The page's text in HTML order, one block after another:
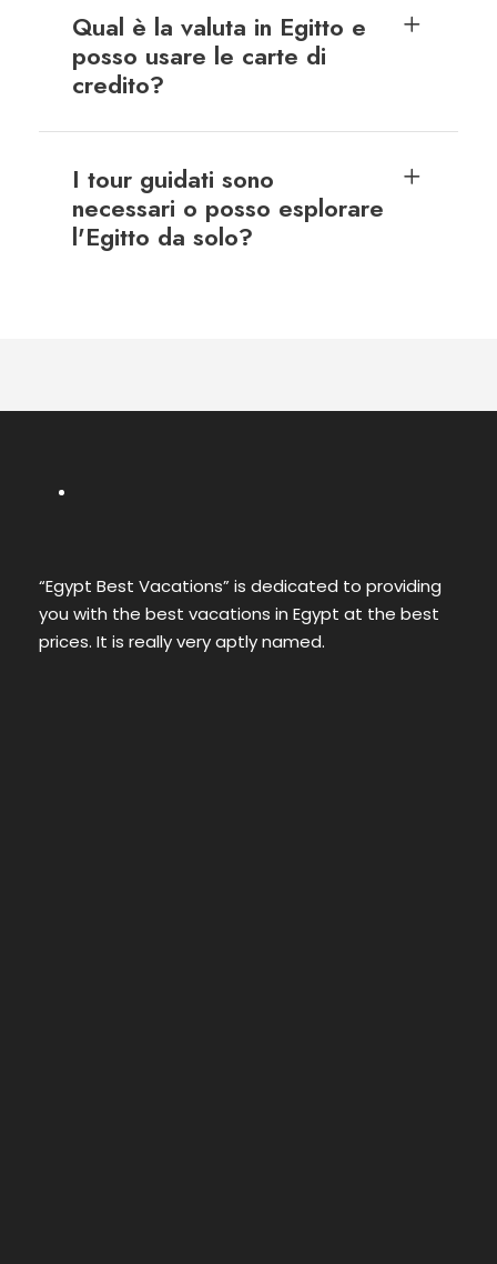
Qual è la valuta in Egitto e
posso usare le carte di
credito?
I tour guidati sono
necessari o posso esplorare
l'Egitto da solo?
“Egypt Best Vacations” is dedicated to providing
you with the best vacations in Egypt at the best
prices. It is really very aptly named.